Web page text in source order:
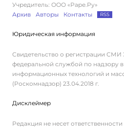
Учредитель: ООО «Раре.Ру»
Архив
Авторы Контакты RSS
Юридическая информация
Свидетельство о регистрации
федеральной службой по надзору в
информационных технологий и
(Роскомнадзор) 23.04.2018 г.
Дисклеймер
Редакция не несет